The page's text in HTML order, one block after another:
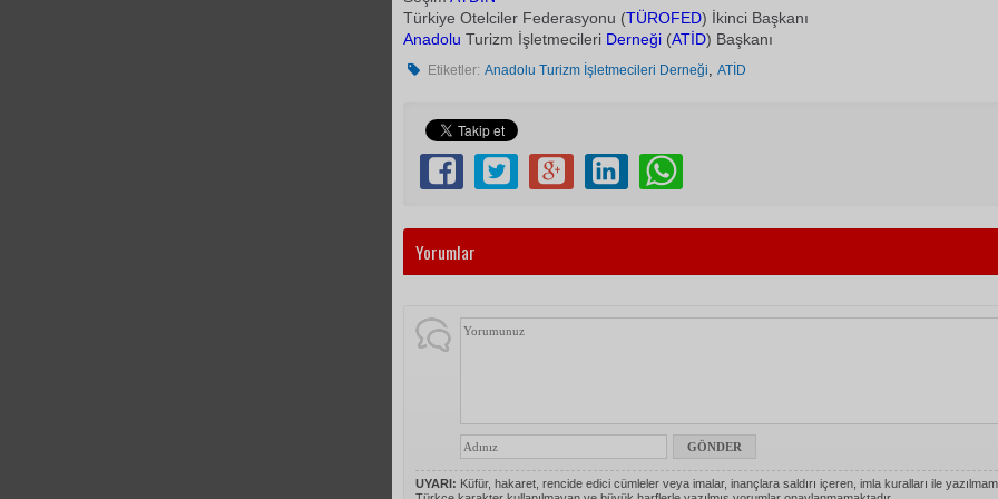
Türkiye Otelciler Federasyonu (TÜROFED) İkinci Başkanı
Anadolu Turizm İşletmecileri Derneği (ATİD) Başkanı
Etiketler: Anadolu Turizm İşletmecileri Derneği,ATİD
Yorumlar
UYARI: Küfür, hakaret, rencide edici cümleler veya imalar, inançlara saldırı içeren, imla kuralları ile